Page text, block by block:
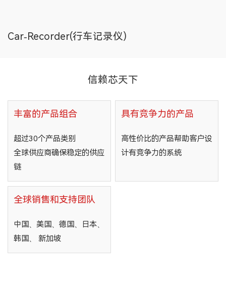
Car-Recorder(行车记录仪)
信赖芯天下
丰富的产品组合
超过30个产品类别
全球供应商确保稳定的供应
链
具有竞争力的产品
高性价比的产品帮助客户设
计有竞争力的系统
全球销售和支持团队
中国、美国、德国、日本、
韩国、 新加坡